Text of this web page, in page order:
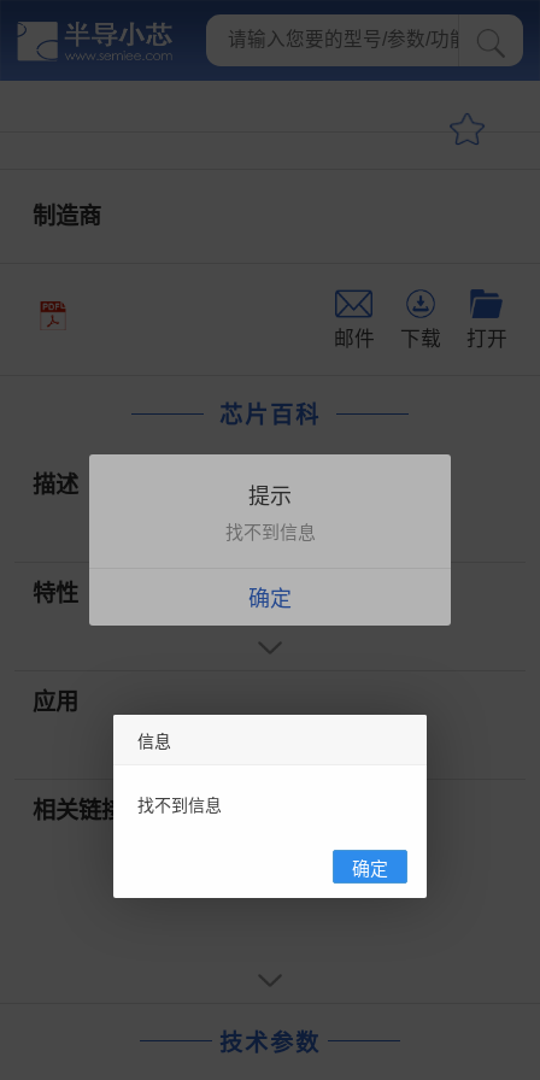
制造商
邮件 下载 打开
芯片百科
描述
特性
应用
相关链接
技术参数
提示
找不到信息
确定
信息
找不到信息
确定